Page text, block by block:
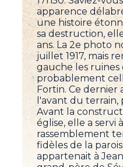
apparence
une histoire
sa destruction,
ans. La 2e photo
juillet 1917, mais
gauche les
probablement
Fortin. Ce dernier
l'avant du terrain,
Avant la
église, elle a servi
rassemblement
fidèles de la
appartenait à